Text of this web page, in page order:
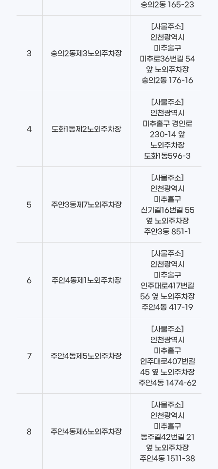
숭의2동 165-23
3 숭의2동제3노외주차장
[사물주소]
인천광역시
미추홀구
미추로36번길 54
앞 노외주차장
숭의2동 176-16
4 도화1동제2노외주차장
[사물주소]
인천광역시
미추홀구 경인로
230-14 앞
노외주차장
도화1동596-3
5 주안3동제7노외주차장
[사물주소]
인천광역시
미추홀구
신기길16번길 55
옆 노외주차장
주안3동 851-1
6 주안4동제1노외주차장
[사물주소]
인천광역시
미추홀구
인주대로417번길
56 옆 노외주차장
주안4동 417-19
7 주안4동제5노외주차장
[사물주소]
인천광역시
미추홀구
인주대로407번길
45 옆 노외주차장
주안4동 1474-62
8 주안4동제6노외주차장
[사물주소]
인천광역시
미추홀구
동주길42번길 21
옆 노외주차장
주안4동 1511-38